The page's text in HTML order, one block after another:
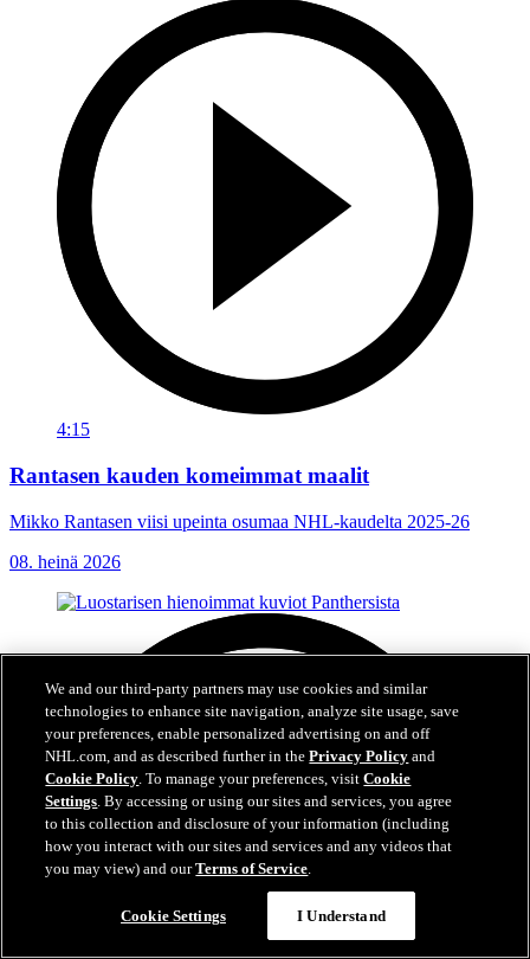
4:15
Rantasen kauden komeimmat maalit
Mikko Rantasen viisi upeinta osumaa NHL-kaudelta 2025-26
08. heinä 2026
We and our third-party partners may use cookies and similar
technologies to enhance site navigation, analyze site usage, save
your preferences, enable personalized advertising on and off
NHL.com, and as described further in thePrivacy Policy and
Cookie Policy. To manage your preferences, visitCookie
Settings. By accessing or using our sites and services, you agree
to this collection and disclosure of your information (including
how you interact with our sites and services and any videos that
you may view) and ourTerms of Service.
Cookie Settings I Understand